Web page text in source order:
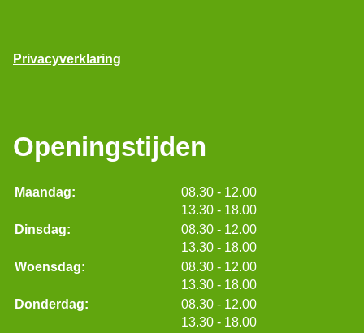
Privacyverklaring
Openingstijden
Maandag: 08.30 tot
- 12.00
13.30 tot
- 18.00
Dinsdag:
08.30 tot
- 12.00
13.30 tot
- 18.00
Woensdag:
08.30 tot
- 12.00
13.30 tot
- 18.00
Donderdag:
08.30 tot
- 12.00
13.30 tot
- 18.00